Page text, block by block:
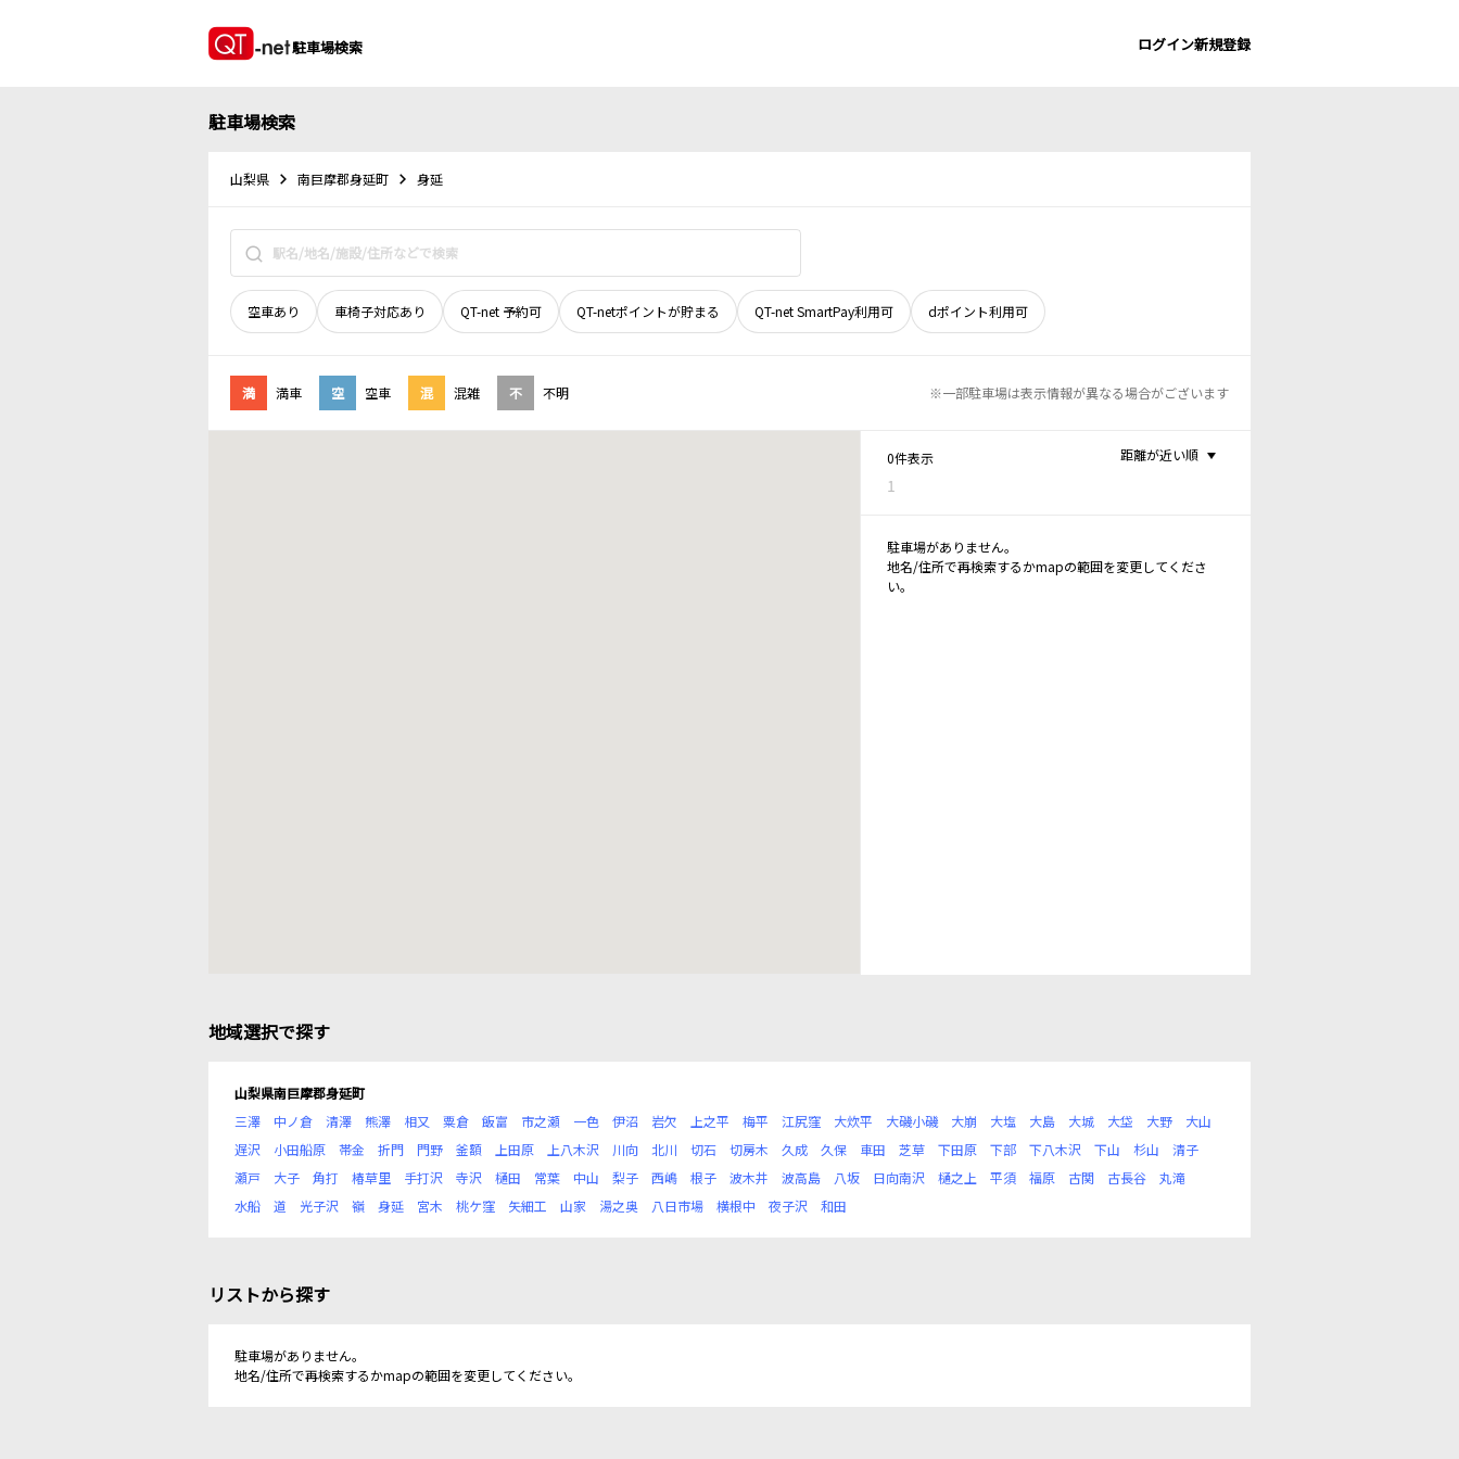
駐車場検索 ログイン新規登録
駐車場検索
山梨県 南巨摩郡身延町 身延
空車あり 車椅子対応あり QT-net 予約可 QT-netポイントが貯まる QT-net SmartPay利用可 dポイント利用可
満 満車 空 空車 混 混雑 不 不明 ※一部駐車場は表示情報が異なる場合がございます
0件表示
1
距離が近い順
駐車場がありません。
地名/住所で再検索するかmapの範囲を変更してくださ
い。
地域選択で探す
山梨県南巨摩郡身延町
三澤
中ノ倉 清澤 熊澤 相又 粟倉 飯富 市之瀬 一色 伊沼 岩欠 上之平 梅平 江尻窪 大炊平 大磯小磯 大崩 大塩 大島 大城 大垈 大野
大山
遅沢
小田船原 帯金 折門 門野 釜額 上田原 上八木沢 川向 北川 切石 切房木 久成 久保 車田 芝草 下田原 下部 下八木沢 下山 杉山
清子
瀬戸
大子 角打 椿草里 手打沢 寺沢 樋田 常葉 中山 梨子 西嶋 根子 波木井 波高島 八坂 日向南沢 樋之上 平須 福原 古関 古長谷
丸滝
水船
道 光子沢 嶺 身延 宮木 桃ケ窪 矢細工 山家 湯之奥 八日市場 横根中 夜子沢 和田
リストから探す
駐車場がありません。
地名/住所で再検索するかmapの範囲を変更してください。